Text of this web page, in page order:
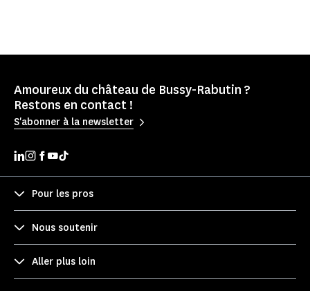
Amoureux du château de Bussy-Rabutin ?
Restons en contact !
S'abonner à la newsletter
Pour les pros
Nous soutenir
Aller plus loin